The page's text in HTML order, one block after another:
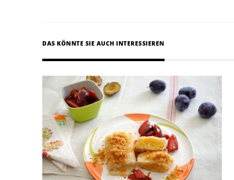
DAS KÖNNTE SIE AUCH INTERESSIEREN